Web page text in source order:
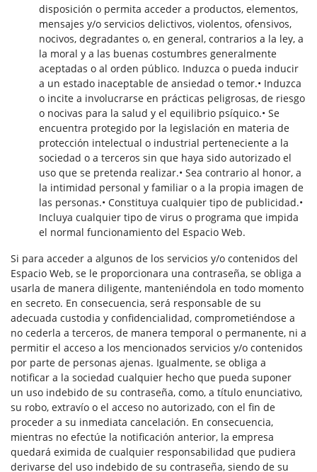
disposición o permita acceder a productos, elementos,
mensajes y/o servicios delictivos, violentos, ofensivos,
nocivos, degradantes o, en general, contrarios a la ley, a
la moral y a las buenas costumbres generalmente
aceptadas o al orden público. Induzca o pueda inducir
a un estado inaceptable de ansiedad o temor.• Induzca
o incite a involucrarse en prácticas peligrosas, de riesgo
o nocivas para la salud y el equilibrio psíquico.• Se
encuentra protegido por la legislación en materia de
protección intelectual o industrial perteneciente a la
sociedad o a terceros sin que haya sido autorizado el
uso que se pretenda realizar.• Sea contrario al honor, a
la intimidad personal y familiar o a la propia imagen de
las personas.• Constituya cualquier tipo de publicidad.•
Incluya cualquier tipo de virus o programa que impida
el normal funcionamiento del Espacio Web.
Si para acceder a algunos de los servicios y/o contenidos del
Espacio Web, se le proporcionara una contraseña, se obliga a
usarla de manera diligente, manteniéndola en todo momento
en secreto. En consecuencia, será responsable de su
adecuada custodia y confidencialidad, comprometiéndose a
no cederla a terceros, de manera temporal o permanente, ni a
permitir el acceso a los mencionados servicios y/o contenidos
por parte de personas ajenas. Igualmente, se obliga a
notificar a la sociedad cualquier hecho que pueda suponer
un uso indebido de su contraseña, como, a título enunciativo,
su robo, extravío o el acceso no autorizado, con el fin de
proceder a su inmediata cancelación. En consecuencia,
mientras no efectúe la notificación anterior, la empresa
quedará eximida de cualquier responsabilidad que pudiera
derivarse del uso indebido de su contraseña, siendo de su